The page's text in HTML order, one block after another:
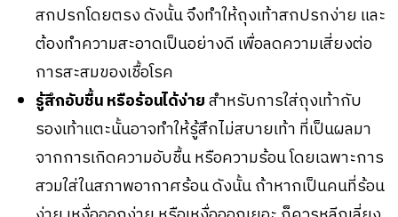
สกปรกโดยตรง ดังนั้น จึงทำให้ถุงเท้าสกปรกง่าย และ
ต้องทำความสะอาดเป็นอย่างดี เพื่อลดความเสี่ยงต่อ
การสะสมของเชื้อโรค
รู้สึกอับชื้น หรือร้อนได้ง่ายสำหรับการใส่ถุงเท้ากับ
รองเท้าแตะนั้นอาจทำให้รู้สึกไม่สบายเท้า ที่เป็นผลมา
จากการเกิดความอับชื้น หรือความร้อน โดยเฉพาะการ
สวมใส่ในสภาพอากาศร้อน ดังนั้น ถ้าหากเป็นคนที่ร้อน